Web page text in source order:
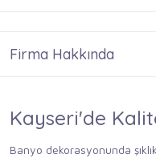
Firma Hakkında
Kayseri'de
Banyo dekorasyonunda